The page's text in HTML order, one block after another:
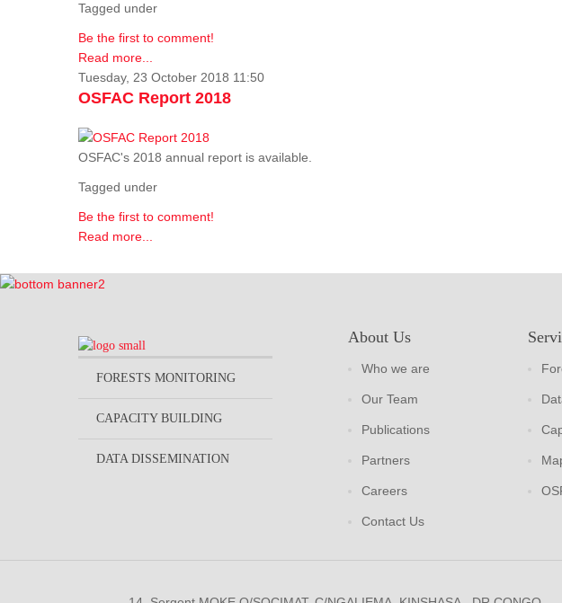
Tagged under
Be the first to comment!
Read more...
Tuesday, 23 October 2018 11:50
OSFAC Report 2018
OSFAC's 2018 annual report is available.
Tagged under
Be the first to comment!
Read more...
FORESTS MONITORING
CAPACITY BUILDING
DATA DISSEMINATION
About Us
Who we are
Our Team
Publications
Partners
Careers
Contact Us